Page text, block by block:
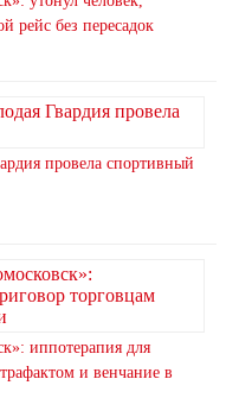
рейс без пересадок
провела спортивный
иппотерапия для
и венчание в